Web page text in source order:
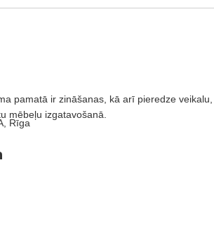
pamatā ir zināšanas, kā arī pieredze veikalu,
mēbeļu izgatavošanā.
Rīga